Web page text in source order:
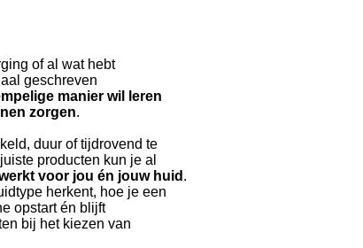
of al wat hebt
geschreven
manier wil leren
zorgen.
duur of tijdrovend te
producten kun je al
voor jou én jouw huid .
herkent, hoe je een
opstart én blijft
bij het kiezen van